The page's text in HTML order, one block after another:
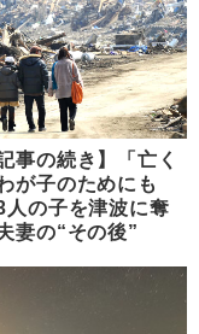
事の続き】「亡く
が子のためにも
の子を津波に奪
妻の“その後”